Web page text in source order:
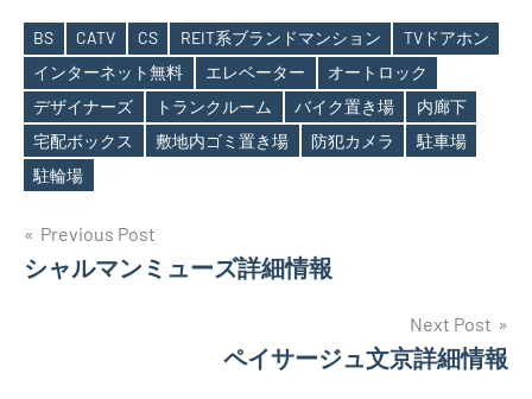
Tags
BS CATV CS REIT系ブランドマンション
TVドアホン
インターネット無料
エレベーター
オートロック
デザイナーズ
トランクルーム バイク置き場
内廊下
宅配ボックス
敷地内ゴミ置き場 防犯カメラ
駐車場
駐輪場
投
稿
Previous Post
シャルマンミューズ詳細情報
Next Post
ペイサージュ文京詳細情報